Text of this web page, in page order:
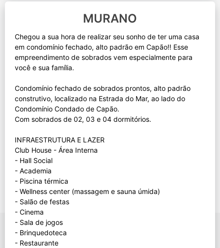
MURANO
Chegou a sua hora de realizar seu sonho de ter uma casa
em condomínio fechado, alto padrão em Capão!! Esse
empreendimento de sobrados vem especialmente para
você e sua família.
Condomínio fechado de sobrados prontos, alto padrão
construtivo, localizado na Estrada do Mar, ao lado do
Condomínio Condado de Capão.
Com sobrados de 02, 03 e 04 dormitórios.
INFRAESTRUTURA E LAZER
Club House - Área Interna
- Hall Social
- Academia
- Piscina térmica
- Wellness center (massagem e sauna úmida)
- Salão de festas
- Cinema
- Sala de jogos
- Brinquedoteca
- Restaurante